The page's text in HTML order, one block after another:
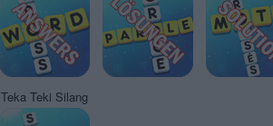
Teka Teki Silang